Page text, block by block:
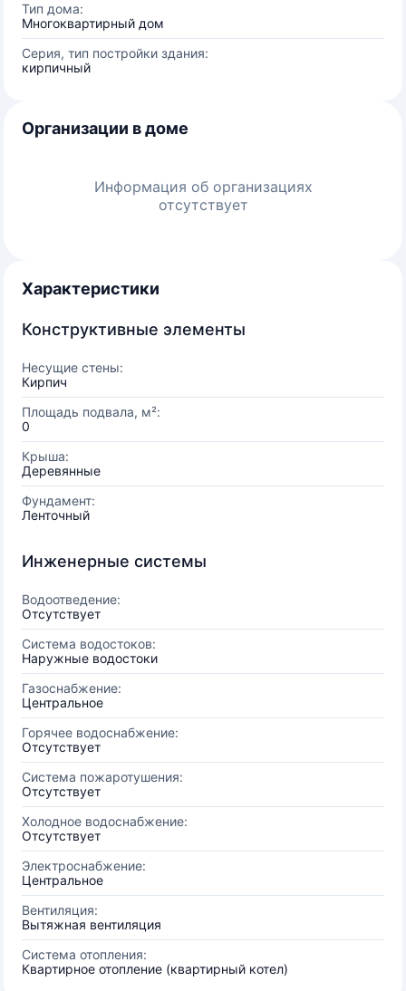
Тип дома:
Многоквартирный дом
Серия, тип постройки здания:
кирпичный
Организации в доме
Информация об организациях
отсутствует
Характеристики
Конструктивные элементы
Несущие стены:
Кирпич
Площадь подвала, м²:
0
Крыша:
Деревянные
Фундамент:
Ленточный
Инженерные системы
Водоотведение:
Отсутствует
Система водостоков:
Наружные водостоки
Газоснабжение:
Центральное
Горячее водоснабжение:
Отсутствует
Система пожаротушения:
Отсутствует
Холодное водоснабжение:
Отсутствует
Электроснабжение:
Центральное
Вентиляция:
Вытяжная вентиляция
Система отопления:
Квартирное отопление (квартирный котел)